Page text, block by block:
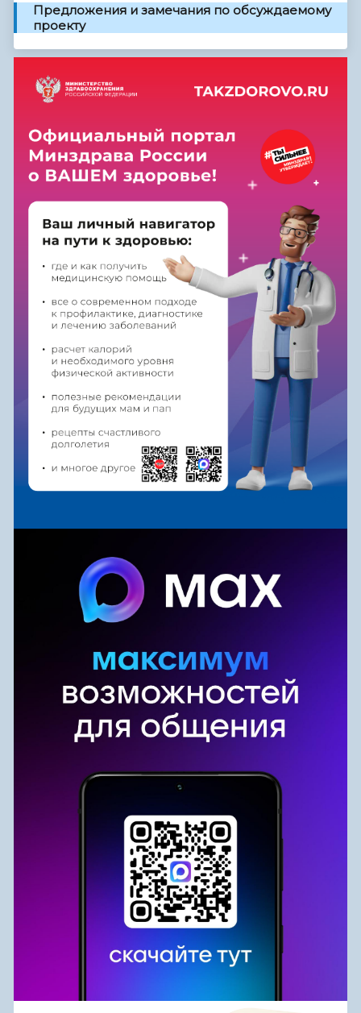
Предложения и замечания по обсуждаемому
проекту